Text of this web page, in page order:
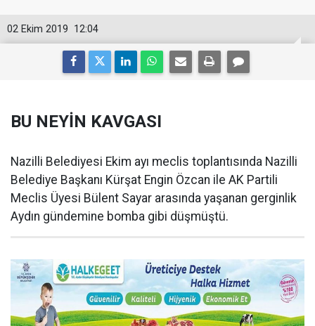
12:04
02 Ekim 2019
BU NEYİN KAVGASI
Nazilli Belediyesi Ekim ayı meclis toplantısında Nazilli
Belediye Başkanı Kürşat Engin Özcan ile AK Partili
Meclis Üyesi Bülent Sayar arasında yaşanan gerginlik
Aydın gündemine bomba gibi düşmüştü.